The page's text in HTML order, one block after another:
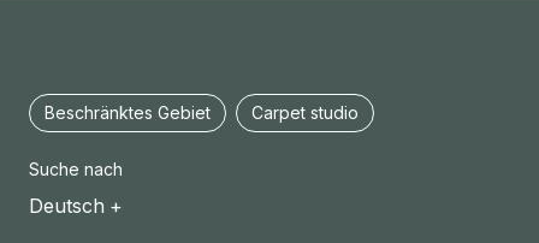
Beschränktes Gebiet Carpet studio
Suche nach
Deutsch